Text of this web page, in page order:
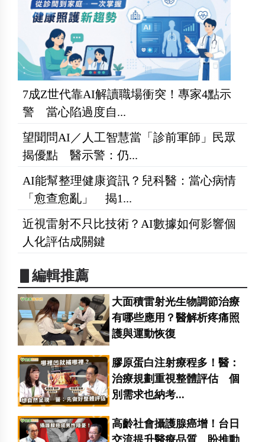
7成Z世代靠AI解讀職場衝突！專家4點示
警 當心陷過度自...
望聞問AI／人工智慧當「診前軍師」民眾
揭優點 醫示警：仍...
AI能幫整理健康資訊？兒科醫：當心病情
「愈查愈亂」 揭1...
近視雷射不只比技術？AI數據如何影響個
人化評估成關鍵
▋編輯推薦
大面積雷射光生物調節治療
有哪些應用？醫解析疼痛照
護與運動恢復
膠原蛋白注射療程多！醫：
治療規劃重視整體評估 個
別需求也納考...
高齡社會攝護腺癌增！台日
交流提升醫療品質 盼推動